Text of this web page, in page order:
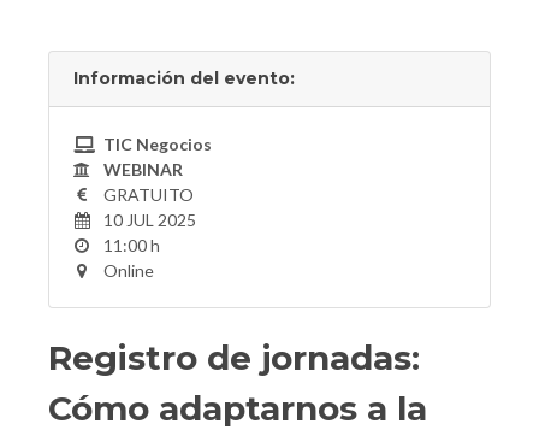
Información del evento:
TIC Negocios
WEBINAR
GRATUITO
10 JUL 2025
11:00 h
Online
Registro de jornadas:
Cómo adaptarnos a la